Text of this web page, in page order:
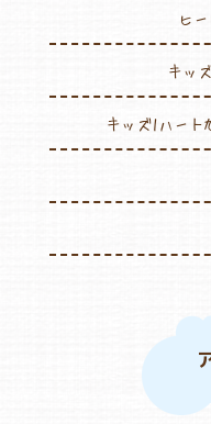
ヒ
キッ
キッズ1ハート